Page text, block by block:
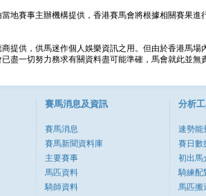
地賽事主辦機構提供，香港賽馬會將根據相關賽果進
提供，供馬迷作個人娛樂資訊之用。但由於香港馬
盡一切努力務求有關資料盡可能準確，馬會就此並
賽馬消息及資訊
賽馬消息
賽馬新聞資料庫
主要賽事
馬匹資料
騎師資料
分析
速勢能
賽日數
初出馬
騎練配
馬匹搬